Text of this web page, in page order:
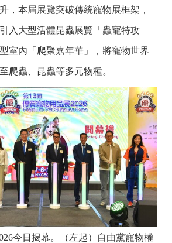
，本屆展覽突破傳統寵物展框架，
入大型活體昆蟲展覽「蟲寵特攻
室內「爬聚嘉年華」，將寵物世界
爬蟲、昆蟲等多元物種。
今日揭幕。（左起）自由黨寵物權